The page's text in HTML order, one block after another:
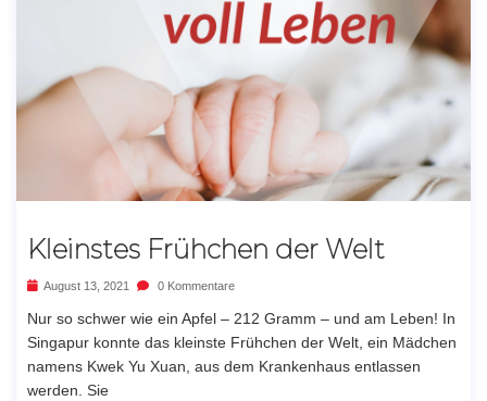
Kleinstes Frühchen der Welt
August 13, 2021 0 Kommentare
Nur so schwer wie ein Apfel – 212 Gramm – und am Leben! In
Singapur konnte das kleinste Frühchen der Welt, ein Mädchen
namens Kwek Yu Xuan, aus dem Krankenhaus entlassen
werden. Sie